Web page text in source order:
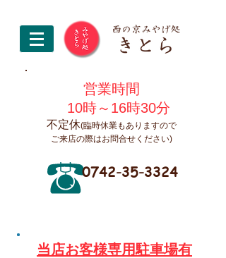
0742-35-3324
営業時間
10時～16時30分
不定休(臨時休業もありますので
ご来店の際はお問合せください)
​当店お客様専用駐車場有